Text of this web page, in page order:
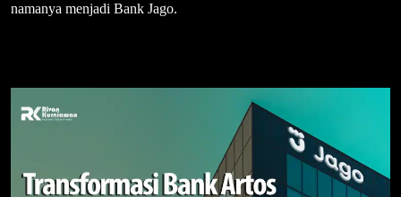
namanya menjadi Bank Jago.